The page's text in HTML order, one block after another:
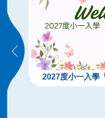
2027度小一入學